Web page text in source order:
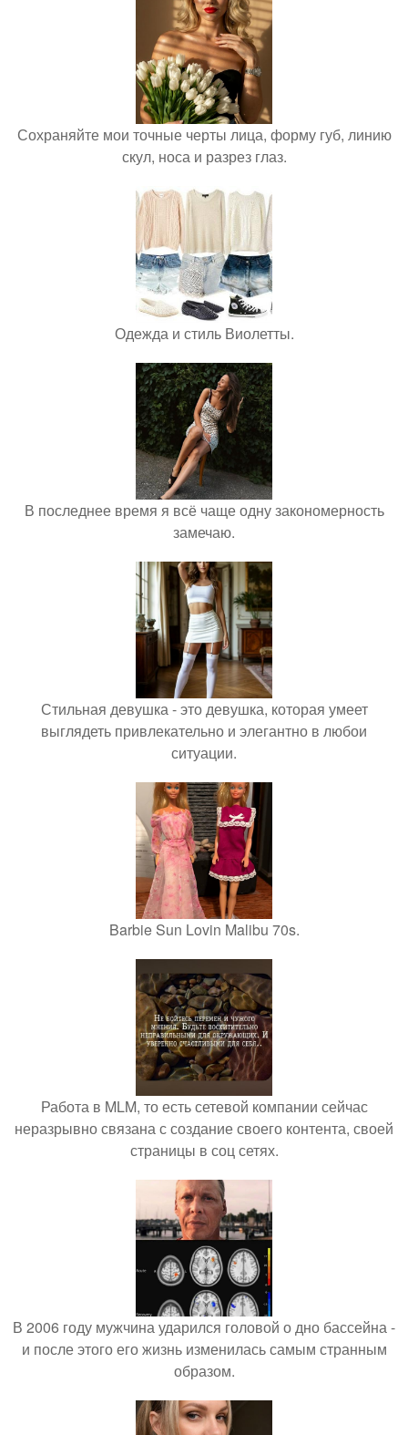
Сохраняйте мои точные черты лица, форму губ, линию
скул, носа и разрез глаз.
Одежда и стиль Виолетты.
В последнее время я всё чаще одну закономерность
замечаю.
Стильная девушка - это девушка, которая умеет
выглядеть привлекательно и элегантно в любои
ситуации.
Barbie Sun Lovin Malibu 70s.
Работа в MLM, то есть сетевой компании сейчас
неразрывно связана с создание своего контента, своей
страницы в соц сетях.
В 2006 году мужчина ударился головой о дно бассейна -
и после этого его жизнь изменилась самым странным
образом.